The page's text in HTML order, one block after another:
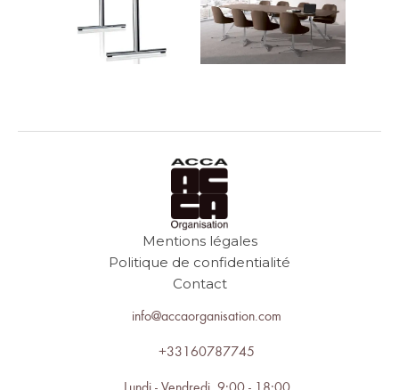
Mentions légales
Politique de confidentialité
Contact
info@accaorganisation.com
+33160787745